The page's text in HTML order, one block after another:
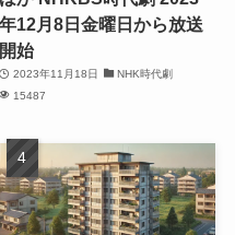
年12月8日金曜日から放送
開始
2023年11月18日
NHK時代劇
15487